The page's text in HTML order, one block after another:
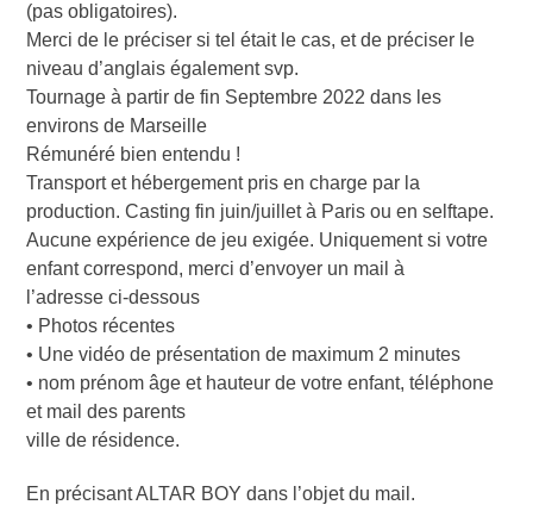
(pas obligatoires).
Merci de le préciser si tel était le cas, et de préciser le
niveau d’anglais également svp.
Tournage à partir de fin Septembre 2022 dans les
environs de Marseille
Rémunéré bien entendu !
Transport et hébergement pris en charge par la
production. Casting fin juin/juillet à Paris ou en selftape.
Aucune expérience de jeu exigée. Uniquement si votre
enfant correspond, merci d’envoyer un mail à
l’adresse ci-dessous
• Photos récentes
• Une vidéo de présentation de maximum 2 minutes
• nom prénom âge et hauteur de votre enfant, téléphone
et mail des parents
ville de résidence.
En précisant ALTAR BOY dans l’objet du mail.